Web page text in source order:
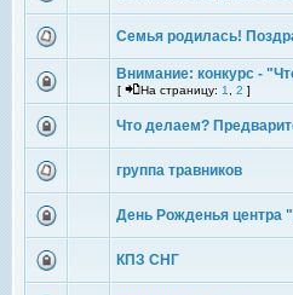
Семья родилась!
Внимание: конкурс -
[ На страницу: 1 2 ]
Что делаем?
группа травников
День Рожденья центра
КПЗ СНГ